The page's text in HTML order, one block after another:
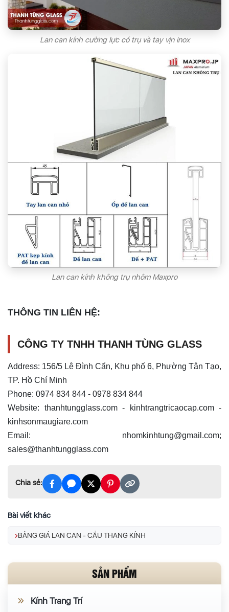
Lan can kính cường lực có trụ và tay vịn inox
Lan can kính không trụ nhôm Maxpro
THÔNG TIN LIÊN HỆ:
CÔNG TY TNHH THANH TÙNG GLASS
Address: 156/5 Lê Đình Cẩn, Khu phố 6, Phường Tân Tạo,
TP. Hồ Chí Minh
Phone: 0974 834 844 - 0978 834 844
Website: thanhtungglass.com - kinhtrangtricaocap.com -
kinhsonmaugiare.com
Email: nhomkinhtung@gmail.com;
sales@thanhtungglass.com
Chia sẻ:
Bài viết khác
BẢNG GIÁ LAN CAN - CẦU THANG KÍNH
SẢN PHẨM
Kính Trang Trí